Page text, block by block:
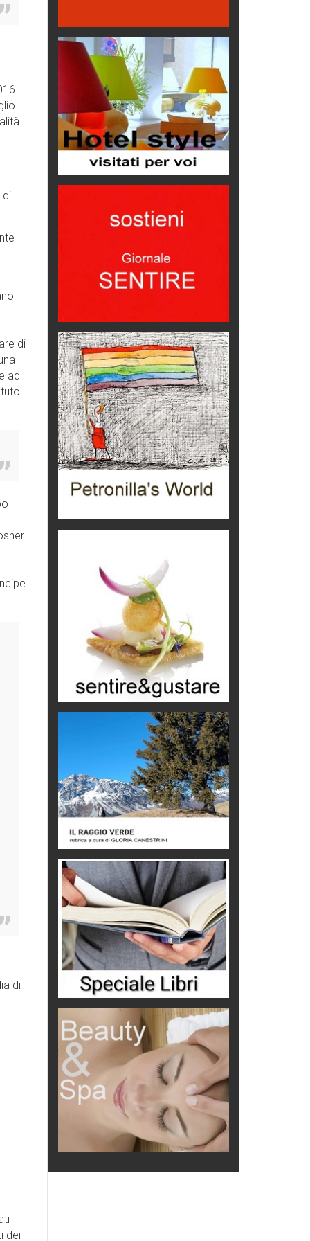
di
di
ad
di
dei
Le nostre recensioni
Bolzano: L'Eisenhut Boutique
Oasi di piacere
Teodorico, sovrano illuminato
1500 anni dalla morte
Seconde case cambiano le scelte
Trentodoc Festival, bollicine di
montagna
Grecia, le donne di Olympos
Viaggi
aereo
imprevisti...
C'era una volta la legge per le
valli del silenzio
Idee per il futuro
Torre dell'Orso, mare di Puglia
itinerari italiani
Boboli, il giardino della botanica
Gioielli italiani
Le dichiarazioni di Maurizio Federico
scammer
di Mirta B. Bono
Mio nonno, salvato dai russi
Storie...di storia
Macchine di guerra
Editoriale
Turismo in Miniera
Puglia - Tra storia e recupero
Castione, sotto il segno del
Eventi